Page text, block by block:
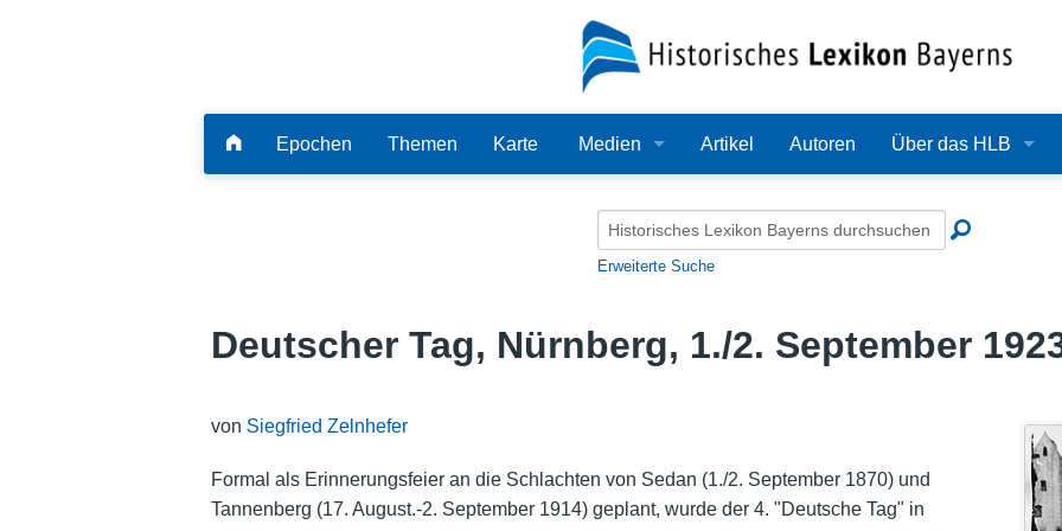
Epochen Themen Karte Medien
Audio
PDF
Artikel Autoren Über das HLB
Redaktion
Wissenschaftlicher
Häufige Fragen
Erweiterte Suche
Deutscher Tag, Nürnberg, 1./2. September
von Siegfried Zelnhefer
Formal als Erinnerungsfeier an die Schlachten von Sedan (1./2. September 1870) und
Tannenberg (17. August.-2. September 1914) geplant, wurde der 4. "Deutsche Tag" in